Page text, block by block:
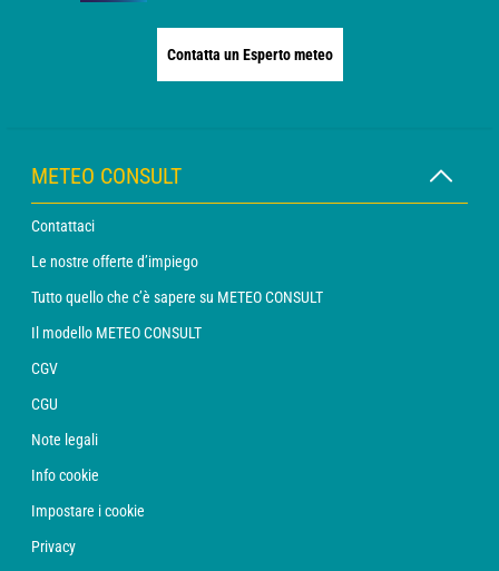
Contatta un Esperto meteo
METEO CONSULT
Contattaci
Le nostre offerte d’impiego
Tutto quello che c’è sapere su METEO CONSULT
Il modello METEO CONSULT
CGV
CGU
Note legali
Info cookie
Impostare i cookie
Privacy